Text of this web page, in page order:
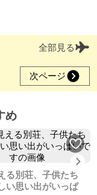
全部見る
次ページ
め
る別荘、子供たち
い思い出がいっぱ